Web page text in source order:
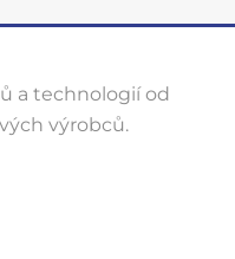
a technologií od
výrobců.